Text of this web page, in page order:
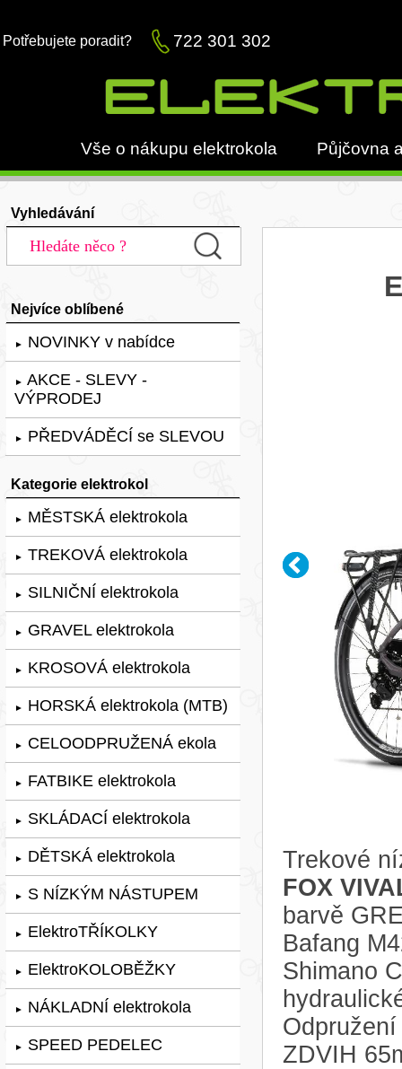
Potřebujete poradit? 722 301 302
Vše o nákupu elektrokola Půjčovna
Vyhledávání
Nejvíce oblíbené
► NOVINKY v nabídce
► AKCE - SLEVY -
VÝPRODEJ
► PŘEDVÁDĚCÍ se SLEVOU
Kategorie elektrokol
► MĚSTSKÁ elektrokola
► TREKOVÁ elektrokola
► SILNIČNÍ elektrokola
► GRAVEL elektrokola
► KROSOVÁ elektrokola
► HORSKÁ elektrokola (MTB)
► CELOODPRUŽENÁ ekola
► FATBIKE elektrokola
► SKLÁDACÍ elektrokola
► DĚTSKÁ elektrokola
► S NÍZKÝM NÁSTUPEM
► ElektroTŘÍKOLKY
► ElektroKOLOBĚŽKY
► NÁKLADNÍ elektrokola
► SPEED PEDELEC
Trekové
FOX
barvě
Bafang
Shimano
ZDVIH